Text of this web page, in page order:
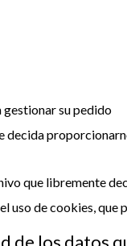
gestionar su pedido
decida
que libremente
uso de cookies, que
de los datos